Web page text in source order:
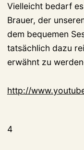
Vielleicht bedarf
Brauer, der
dem bequemen
tatsächlich dazu
erwähnt zu
http://
4